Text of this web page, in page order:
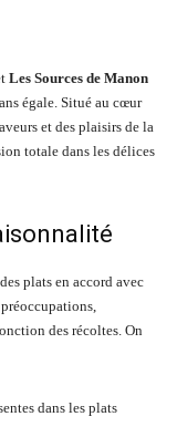
Les Sources de Manon
égale. Situé au cœur
et des plaisirs de la
totale dans les délices
plats en accord avec
des récoltes. On
dans les plats